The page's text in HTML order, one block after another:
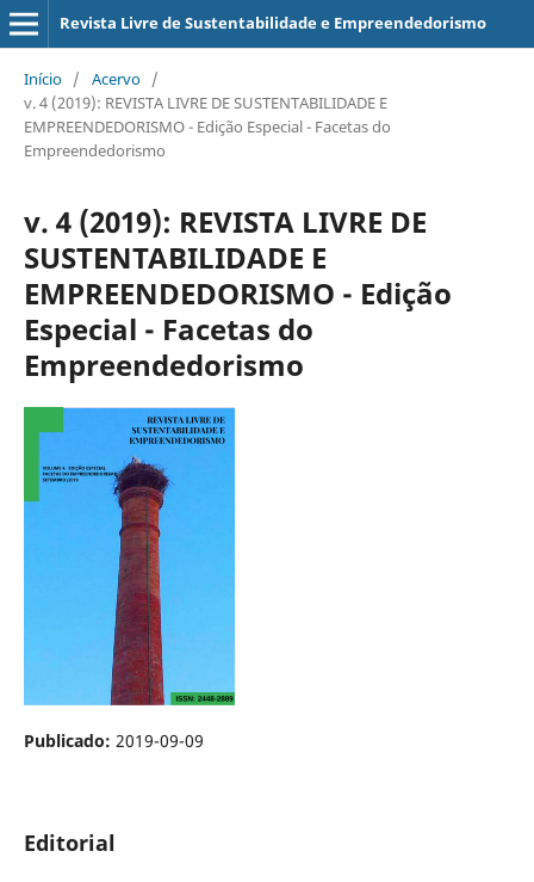
Revista Livre de Sustentabilidade e Empreendedorismo
Início / Acervo /
v. 4 (2019): REVISTA LIVRE DE SUSTENTABILIDADE E
EMPREENDEDORISMO - Edição Especial - Facetas do
Empreendedorismo
v. 4 (2019): REVISTA LIVRE DE
SUSTENTABILIDADE E
EMPREENDEDORISMO - Edição
Especial - Facetas do
Empreendedorismo
Publicado: 2019-09-09
Editorial